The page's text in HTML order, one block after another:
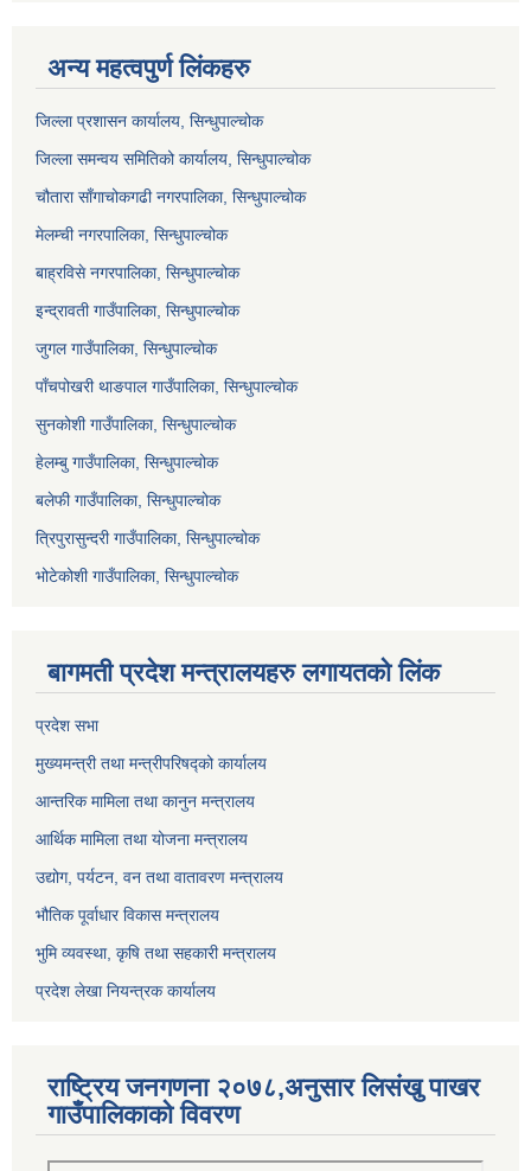
अन्य महत्वपुर्ण लिंकहरु
जिल्ला प्रशासन कार्यालय, सिन्धुपाल्चोक
जिल्ला समन्वय समितिको कार्यालय, सिन्धुपाल्चोक
चौतारा साँगाचोकगढी नगरपालिका, सिन्धुपाल्चोक
मेलम्ची नगरपालिका, सिन्धुपाल्चोक
बाह्रविसे नगरपालिका, सिन्धुपाल्चोक
इन्द्रावती गाउँपालिका, सिन्धुपाल्चोक
जुगल गाउँपालिका, सिन्धुपाल्चोक
पाँचपोखरी थाङपाल गाउँपालिका, सिन्धुपाल्चोक
सुनकोशी गाउँपालिका, सिन्धुपाल्चोक
हेलम्बु गाउँपालिका, सिन्धुपाल्चोक
बलेफी गाउँपालिका, सिन्धुपाल्चोक
त्रिपुरासुन्दरी गाउँपालिका, सिन्धुपाल्चोक
भोटेकोशी गाउँपालिका, सिन्धुपाल्चोक
बागमती प्रदेश मन्त्रालयहरु लगायतको लिंक
प्रदेश सभा
मुख्यमन्त्री तथा मन्त्रीपरिषद्को कार्यालय
आन्तरिक मामिला तथा कानुन मन्त्रालय
आर्थिक मामिला तथा योजना मन्त्रालय
उद्योग, पर्यटन, वन तथा वातावरण मन्त्रालय
भौतिक पूर्वाधार विकास मन्त्रालय
भुमि व्यवस्था, कृषि तथा सहकारी मन्त्रालय
प्रदेश लेखा नियन्त्रक कार्यालय
राष्ट्रिय जनगणना २०७८,अनुसार लिसंखु पाखर
गाउँपालिकाको विवरण